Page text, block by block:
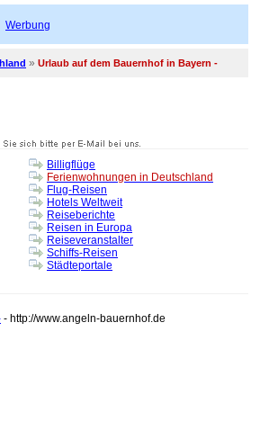
Werbung
» Urlaub auf dem Bauernhof in Bayern -
Billigflüge
Ferienwohnungen in Deutschland
Flug-Reisen
Hotels Weltweit
Reiseberichte
Reisen in Europa
Reiseveranstalter
Schiffs-Reisen
Städteportale
- http://www.angeln-bauernhof.de